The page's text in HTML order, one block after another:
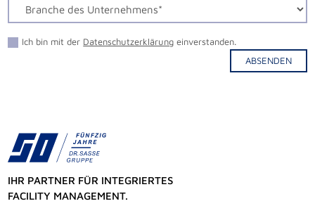
Ich bin mit der Datenschutzerklärung einverstanden.
ABSENDEN
IHR PARTNER FÜR INTEGRIERTES
FACILITY MANAGEMENT.